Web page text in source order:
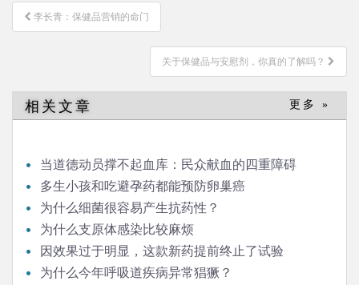
文
章
李长青：保健品营销的命门
关于保健品与安慰剂，你真的了解吗？
相关文章 更多 »
当道德动员撑不起血库：民众献血的四重障碍
多生小孩和吃避孕药都能预防卵巢癌
为什么细菌很容易产生抗药性？
为什么支原体感染比较麻烦
因效果过于明显，这款新药提前终止了试验
为什么今年呼吸道疾病异常猖獗？